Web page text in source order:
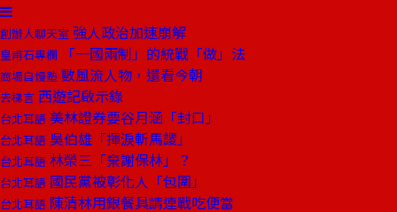
創辦人聊天室 強人政治加速崩解
皇甫石專欄 「一國兩制」的統戰「做」法
商場自慢塾 數風流人物，還看今朝
去梯言 西遊記啟示錄
台北耳語 美林證券要谷月涵「封口」
台北耳語 吳伯雄「揮淚斬馬謖」
台北耳語 林榮三「棄謝保林」？
台北耳語 國民黨被彰化人「包圍」
台北耳語 陳清林用銀餐具請連戰吃便當